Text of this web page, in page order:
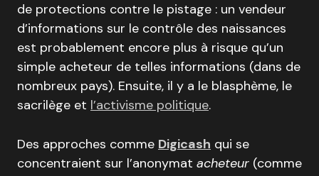
de protections contre le pistage : un vendeur
d’informations sur le contrôle des naissances
est probablement encore plus à risque qu’un
simple acheteur de telles informations (dans de
nombreux pays). Ensuite, il y a le blasphème, le
sacrilège et l’activisme politique.
Des approches comme Digicash qui se
concentraient sur l’anonymat acheteur (comme